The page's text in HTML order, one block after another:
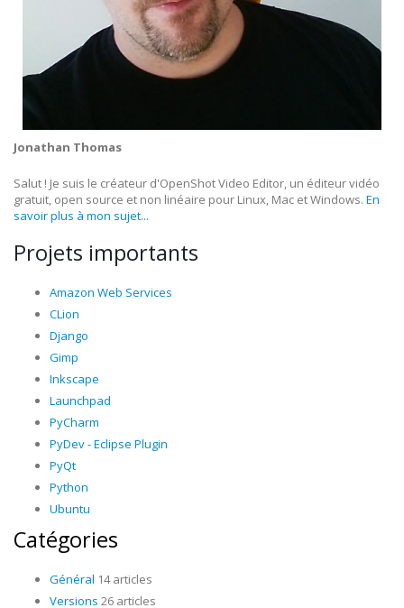
Jonathan Thomas
Salut ! Je suis le créateur d'OpenShot Video Editor, un éditeur vidéo
gratuit, open source et non linéaire pour Linux, Mac et Windows. En
savoir plus à mon sujet...
Projets importants
Amazon Web Services
CLion
Django
Gimp
Inkscape
Launchpad
PyCharm
PyDev - Eclipse Plugin
PyQt
Python
Ubuntu
Catégories
Général 14 articles
Versions 26 articles